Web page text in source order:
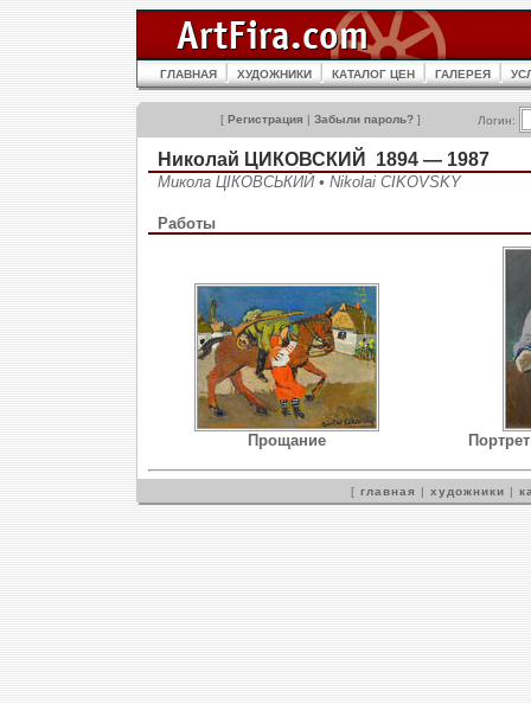
ГЛАВНАЯ ХУДОЖНИКИ КАТАЛОГ ЦЕН ГАЛЕРЕЯ
[ Регистрация | Забыли пароль? ] Логин:
Николай ЦИКОВСКИЙ 1894 — 1987
Микола ЦІКОВСЬКИЙ • Nikolai CIKOVSKY
Работы
Прощание
[ главная | художники |